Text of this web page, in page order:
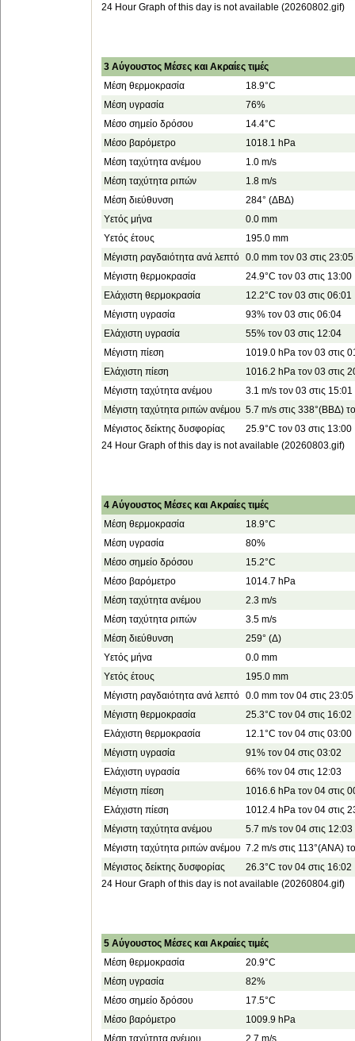
24 Hour Graph of this day is not available (20260802.gif)
3 Αύγουστος Μέσες και Ακραίες τιμές
Μέση θερμοκρασία
18.9°C
Μέση υγρασία
76%
Μέσο σημείο δρόσου
14.4°C
Μέσο βαρόμετρο
1018.1 hPa
Μέση ταχύτητα ανέμου
1.0 m/s
Μέση ταχύτητα ριπών
1.8 m/s
Μέση διεύθυνση
284° (ΔΒΔ)
Υετός μήνα
0.0 mm
Υετός έτους
195.0 mm
Μέγιστη ραγδαιότητα ανά λεπτό 0.0 mm τον 03 στις 23:05
Μέγιστη θερμοκρασία
24.9°C τον 03 στις 13:00
Ελάχιστη θερμοκρασία
12.2°C τον 03 στις 06:01
Μέγιστη υγρασία
93% τον 03 στις 06:04
Ελάχιστη υγρασία
55% τον 03 στις 12:04
Μέγιστη πίεση
1019.0 hPa τον 03 στις
Ελάχιστη πίεση
1016.2 hPa τον 03 στις
Μέγιστη ταχύτητα ανέμου
3.1 m/s τον 03 στις 15:01
Μέγιστη ταχύτητα ριπών ανέμου 5.7 m/s στις 338°(ΒΒΔ)
Μέγιστος δείκτης δυσφορίας
25.9°C τον 03 στις 13:00
24 Hour Graph of this day is not available (20260803.gif)
4 Αύγουστος Μέσες και Ακραίες τιμές
Μέση θερμοκρασία
18.9°C
Μέση υγρασία
80%
Μέσο σημείο δρόσου
15.2°C
Μέσο βαρόμετρο
1014.7 hPa
Μέση ταχύτητα ανέμου
2.3 m/s
Μέση ταχύτητα ριπών
3.5 m/s
Μέση διεύθυνση
259° (Δ)
Υετός μήνα
0.0 mm
Υετός έτους
195.0 mm
Μέγιστη ραγδαιότητα ανά λεπτό 0.0 mm τον 04 στις 23:05
Μέγιστη θερμοκρασία
25.3°C τον 04 στις 16:02
Ελάχιστη θερμοκρασία
12.1°C τον 04 στις 03:00
Μέγιστη υγρασία
91% τον 04 στις 03:02
Ελάχιστη υγρασία
66% τον 04 στις 12:03
Μέγιστη πίεση
1016.6 hPa τον 04 στις
Ελάχιστη πίεση
1012.4 hPa τον 04 στις
Μέγιστη ταχύτητα ανέμου
5.7 m/s τον 04 στις 12:03
Μέγιστη ταχύτητα ριπών ανέμου 7.2 m/s στις 113°(ΑΝΑ)
Μέγιστος δείκτης δυσφορίας
26.3°C τον 04 στις 16:02
24 Hour Graph of this day is not available (20260804.gif)
5 Αύγουστος Μέσες και Ακραίες τιμές
Μέση θερμοκρασία
20.9°C
Μέση υγρασία
82%
Μέσο σημείο δρόσου
17.5°C
Μέσο βαρόμετρο
1009.9 hPa
Μέση ταχύτητα ανέμου
2.7 m/s